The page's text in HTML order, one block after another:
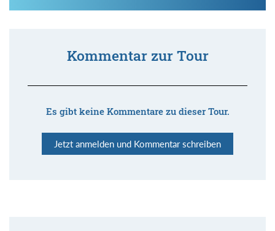
Kommentar zur Tour
Es gibt keine Kommentare zu dieser Tour.
Jetzt anmelden und Kommentar schreiben